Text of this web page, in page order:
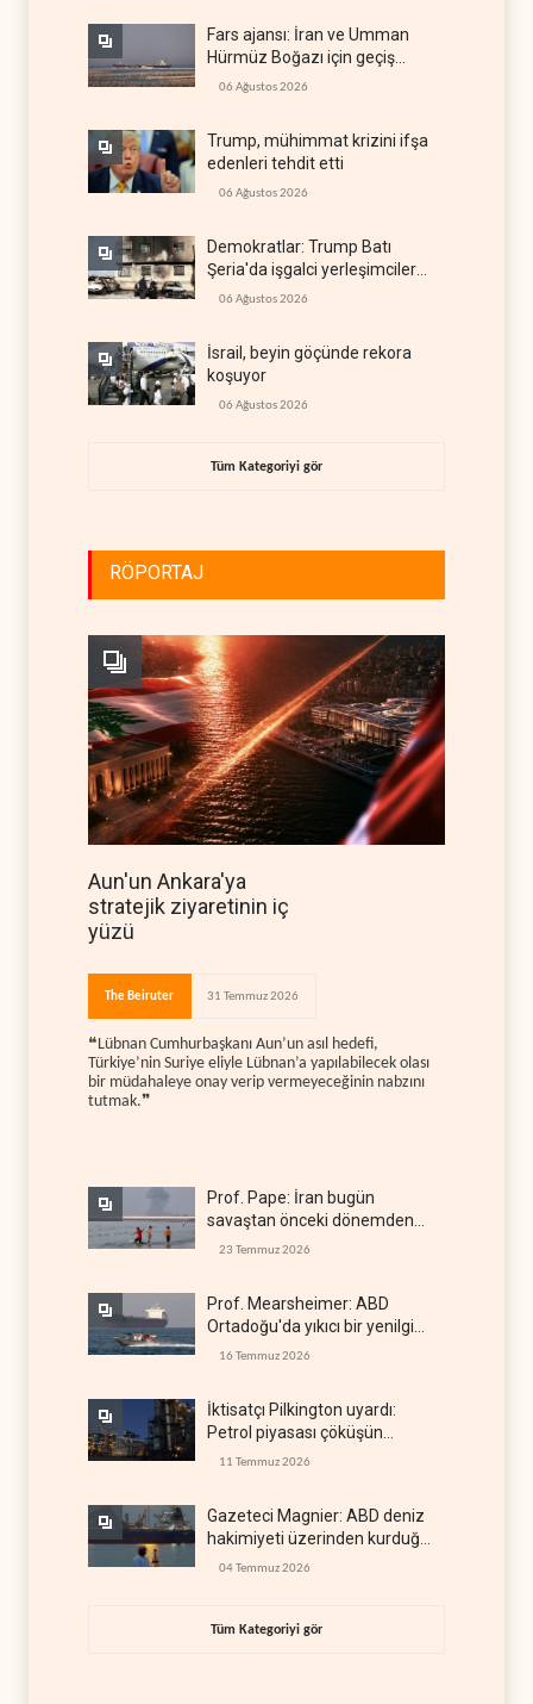
Fars ajansı: İran ve Umman
Hürmüz Boğazı için geçiş
koridorlarında anlaştı
06 Ağustos 2026
Trump, mühimmat krizini ifşa
edenleri tehdit etti
06 Ağustos 2026
Demokratlar: Trump Batı
Şeria'da işgalci yerleşimcilere
cezasızlık sağladı
06 Ağustos 2026
İsrail, beyin göçünde rekora
koşuyor
06 Ağustos 2026
Tüm Kategoriyi gör
RÖPORTAJ
Aun'un Ankara'ya
stratejik ziyaretinin iç
yüzü
The Beiruter 31 Temmuz 2026
❝Lübnan Cumhurbaşkanı Aun’un asıl hedefi,
Türkiye’nin Suriye eliyle Lübnan’a yapılabilecek olası
bir müdahaleye onay verip vermeyeceğinin nabzını
tutmak.❞
Prof. Pape: İran bugün
savaştan önceki dönemden
çok daha güçlü
23 Temmuz 2026
Prof. Mearsheimer: ABD
Ortadoğu'da yıkıcı bir yenilgi
aldı
16 Temmuz 2026
İktisatçı Pilkington uyardı:
Petrol piyasası çöküşün
eşiğinde
11 Temmuz 2026
Gazeteci Magnier: ABD deniz
hakimiyeti üzerinden kurduğu
küresel gücü kaybetti
04 Temmuz 2026
Tüm Kategoriyi gör